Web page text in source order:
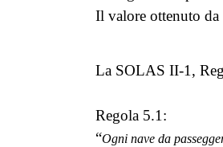
Il valore ottenuto
La SOLAS II-1,
Regola 5.1:
“Ogni nave da